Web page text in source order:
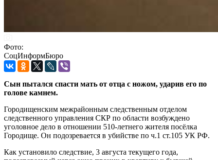
Фото:
СоцИнформБюро
Сын пытался спасти мать от отца с ножом, ударив его по
голове камнем.
Городищенским межрайонным следственным отделом
следственного управления СКР по области возбуждено
уголовное дело в отношении 510-летнего жителя посёлка
Городище. Он подозревается в убийстве по ч.1 ст.105 УК РФ.
Как установило следствие, 3 августа текущего года,